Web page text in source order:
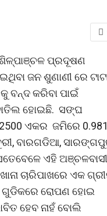
ପ୍ରଦୂଷଣ
ଜନ ଶୁଣାଣୀ ରେ
ବନ୍ଦ କରିବା ପାଇଁ
ହୋଇଛି. ସଙ୍ଘ
ଏକର ଜମିରେ 0.981
ବାରଗଡିଆ,
ଏହି ଅଞ୍ଚଳବାସୀ
ଚାରିପାଖରେ ଏକ
ଗୁଡିକରେ ରୋପଣ ହୋଇ
ହେବ ନାହଁ ବୋଲି